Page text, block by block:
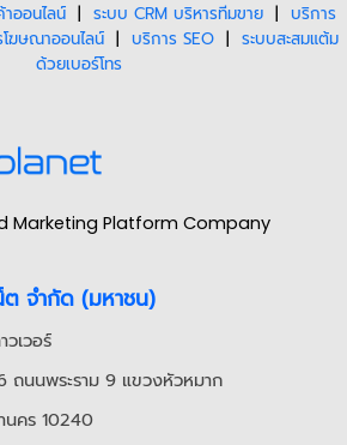
ออนไลน์| ระบบ CRM บริหารทีมขาย| บริการ
ฆษณาออนไลน์| บริการ SEO| ระบบสะสมแต้ม
ด้วยเบอร์โทร
Marketing Platform Company
จำกัด (มหาชน)
วเวอร์
ถนนพระราม 9 แขวงหัวหมาก
นคร 10240